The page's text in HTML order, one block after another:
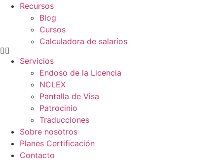
Recursos
Blog
Cursos
Calculadora de salarios
Servicios
Endoso de la Licencia
NCLEX
Pantalla de Visa
Patrocinio
Traducciones
Sobre nosotros
Planes Certificación
Contacto